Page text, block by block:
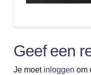
Geef een
Je moet inloggen om